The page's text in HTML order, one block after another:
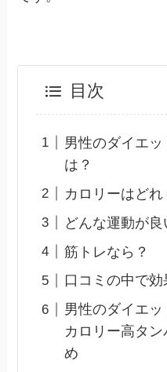
目次
男性のダイエ
は？
カロリーはどれ
どんな運動が良
筋トレなら？
口コミの中で
男性のダイエ
カロリー高タ
め